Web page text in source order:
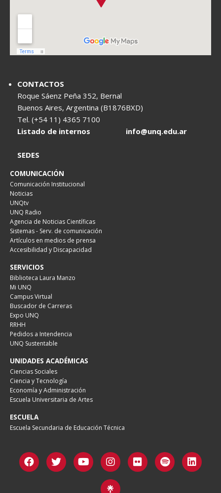
CONTACTOS
Roque Sáenz Peña 352, Bernal
Buenos Aires, Argentina (B1876BXD)
Tel. (+54 11) 4365 7100
Listado de internos
info@unq.edu.ar
SEDES
COMUNICACIÓN
Comunicación Institucional
Noticias
UNQtv
UNQ Radio
Agencia de Noticias Científicas
Sistemas - Serv. de comunicación
Artículos en medios de prensa
Accesibilidad y Discapacidad
SERVICIOS
Biblioteca Laura Manzo
Mi UNQ
Campus Virtual
Buscador de Carreras
Expo UNQ
RRHH
Pedidos a Intendencia
UNQ Sustentable
UNIDADES ACADÉMICAS
Ciencias Sociales
Ciencia y Tecnología
Economía y Administración
Escuela Universitaria de Artes
ESCUELA
Escuela Secundaria de Educación Técnica